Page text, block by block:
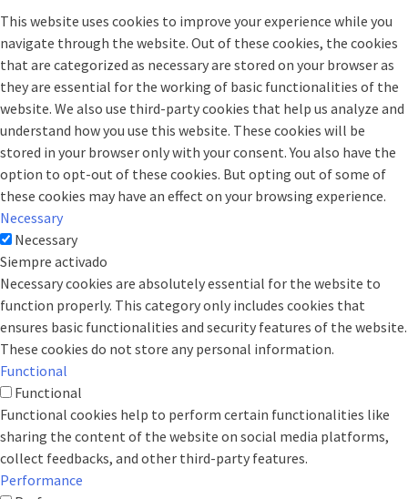
This website uses cookies to improve your experience while you
navigate through the website. Out of these cookies, the cookies
that are categorized as necessary are stored on your browser as
they are essential for the working of basic functionalities of the
website. We also use third-party cookies that help us analyze and
understand how you use this website. These cookies will be
stored in your browser only with your consent. You also have the
option to opt-out of these cookies. But opting out of some of
these cookies may have an effect on your browsing experience.
Necessary
Necessary
Siempre activado
Necessary cookies are absolutely essential for the website to
function properly. This category only includes cookies that
ensures basic functionalities and security features of the website.
These cookies do not store any personal information.
Functional
Functional
Functional cookies help to perform certain functionalities like
sharing the content of the website on social media platforms,
collect feedbacks, and other third-party features.
Performance